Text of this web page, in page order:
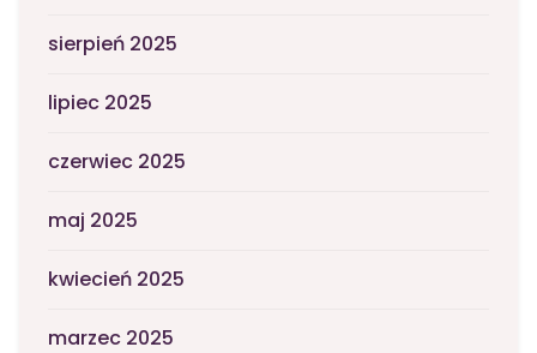
sierpień 2025
lipiec 2025
czerwiec 2025
maj 2025
kwiecień 2025
marzec 2025